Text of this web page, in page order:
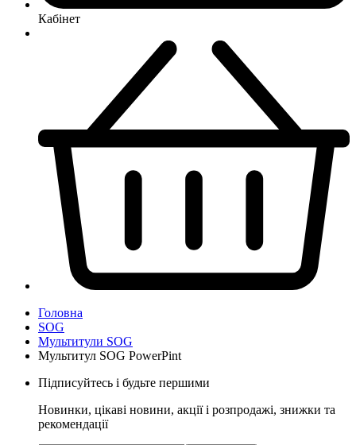
Кабінет
Головна
SOG
Мультитули SOG
Мультитул SOG PowerPint
Підписуйтесь і будьте першими
Новинки, цікаві новини, акції і розпродажі, знижки та
рекомендації